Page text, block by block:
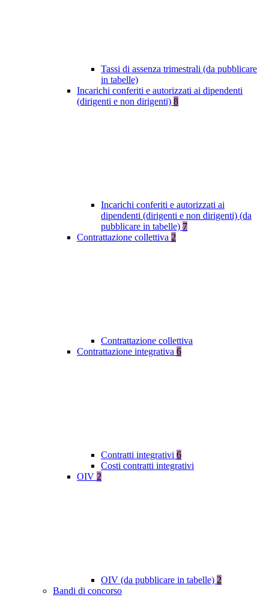
Tassi di assenza trimestrali (da pubblicare
in tabelle)
Incarichi conferiti e autorizzati ai dipendenti
(dirigenti e non dirigenti) 8
Incarichi conferiti e autorizzati ai
dipendenti (dirigenti e non dirigenti) (da
pubblicare in tabelle) 7
Contrattazione collettiva 2
Contrattazione collettiva
Contrattazione integrativa 6
Contratti integrativi 6
Costi contratti integrativi
OIV 2
OIV (da pubblicare in tabelle) 2
Bandi di concorso